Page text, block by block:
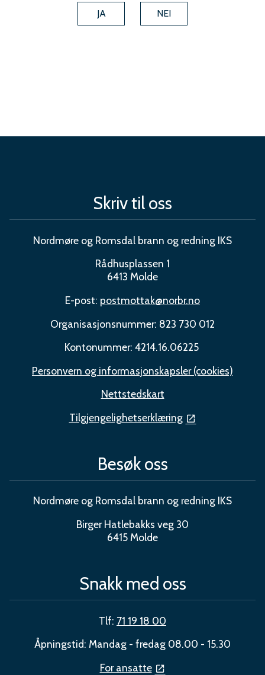
JA NEI
Skriv til oss
Nordmøre og Romsdal brann og redning IKS
Rådhusplassen 1
6413 Molde
E-post: postmottak@norbr.no
Organisasjonsnummer: 823 730 012
Kontonummer: 4214.16.06225
Personvern og informasjonskapsler (cookies)
Nettstedskart
Tilgjengelighetserklæring
Besøk oss
Nordmøre og Romsdal brann og redning IKS
Birger Hatlebakks veg 30
6415 Molde
Snakk med oss
Tlf: 71 19 18 00
Åpningstid: Mandag - fredag 08.00 - 15.30
For ansatte